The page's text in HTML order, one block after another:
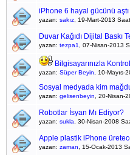
iPhone 6 hayal gücünü aştı
yazan: sakız , 19-Mart-2013
Duvar Kağıdı Dijital Baskı
yazan: tezpa1 , 07-Nisan-2013
Bilgisayarınızla
yazan: Süper Beyin , 10-
Sosyal medyada kim
yazan: gelisenbeyin , 20-Nisan-
Robotlar İsyan Mı Ediyor?
yazan: sukla , 30-Nisan-2008
Apple plastik iPhone
yazan: zaman , 15-Ocak-2013